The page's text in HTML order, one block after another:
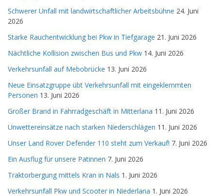
Schwerer Unfall mit landwirtschaftlicher Arbeitsbühne 24. Juni
2026
Starke Rauchentwicklung bei Pkw in Tiefgarage 21. Juni 2026
Nächtliche Kollision zwischen Bus und Pkw 14. Juni 2026
Verkehrsunfall auf Mebobrücke 13. Juni 2026
Neue Einsatzgruppe übt Verkehrsunfall mit eingeklemmten
Personen 13. Juni 2026
Großer Brand in Fahrradgeschäft in Mitterlana 11. Juni 2026
Unwettereinsätze nach starken Niederschlägen 11. Juni 2026
Unser Land Rover Defender 110 steht zum Verkauf! 7. Juni 2026
Ein Ausflug für unsere Patinnen 7. Juni 2026
Traktorbergung mittels Kran in Nals 1. Juni 2026
Verkehrsunfall Pkw und Scooter in Niederlana 1. Juni 2026